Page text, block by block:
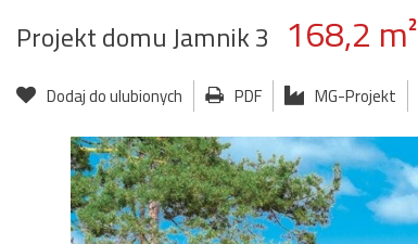
TYPY BUDYNKU:
jednorodzinny
dwurodzinny
wielomieszkaniowy
letniskowy
pensjonaty,
zajazdy i inne
altana
garaż
garaż z częścią
mieszkalną
stajnia
bud.
gospodarczy
Projekt domu Jamnik 3 168,2 m²
Dodaj do ulubionych PDF MG-Projekt